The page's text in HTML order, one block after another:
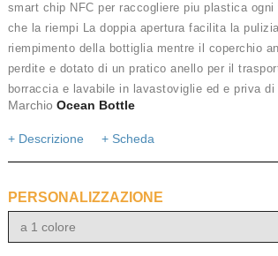
smart chip NFC per raccogliere piu plastica ogni
che la riempi La doppia apertura facilita la
riempimento della bottiglia mentre il coperchio
perdite e dotato di un pratico anello per il
borraccia e lavabile in lavastoviglie ed e priva di
Marchio Ocean Bottle
+ Descrizione + Scheda
PERSONALIZZAZIONE
a 1 colore